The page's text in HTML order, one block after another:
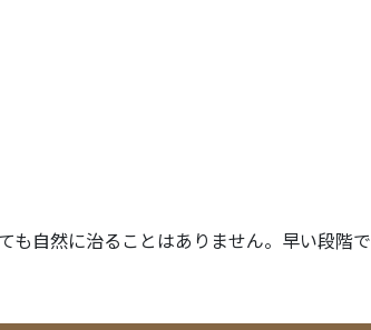
も自然に治ることはありません。早い段階で